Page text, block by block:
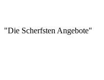
"Die Scherfsten Angebote"